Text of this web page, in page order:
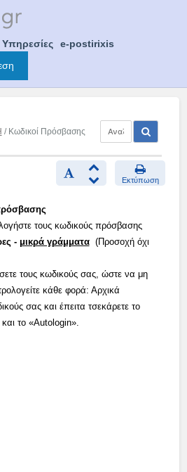
Υπηρεσίες
e-postirixis
/ Κωδικοί Πρόσβασης
Εκτύπωση
τους κωδικούς πρόσβασης
- μικρά γράμματα(Προσοχή όχι
τους κωδικούς σας, ώστε να μη
κάθε φορά: Αρχικά
σας και έπειτα τσεκάρετε το
το «Autologin».